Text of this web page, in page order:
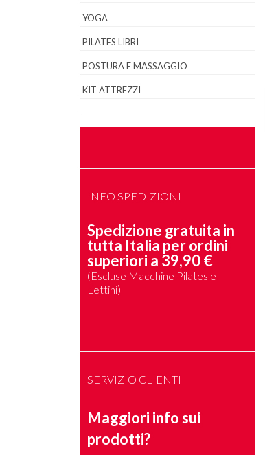
YOGA
PILATES LIBRI
POSTURA E MASSAGGIO
KIT ATTREZZI
INFO SPEDIZIONI
Spedizione gratuita in
tutta Italia per ordini
superiori a 39,90 €
(Escluse Macchine Pilates e
Lettini)
SERVIZIO CLIENTI
Maggiori info sui
prodotti?